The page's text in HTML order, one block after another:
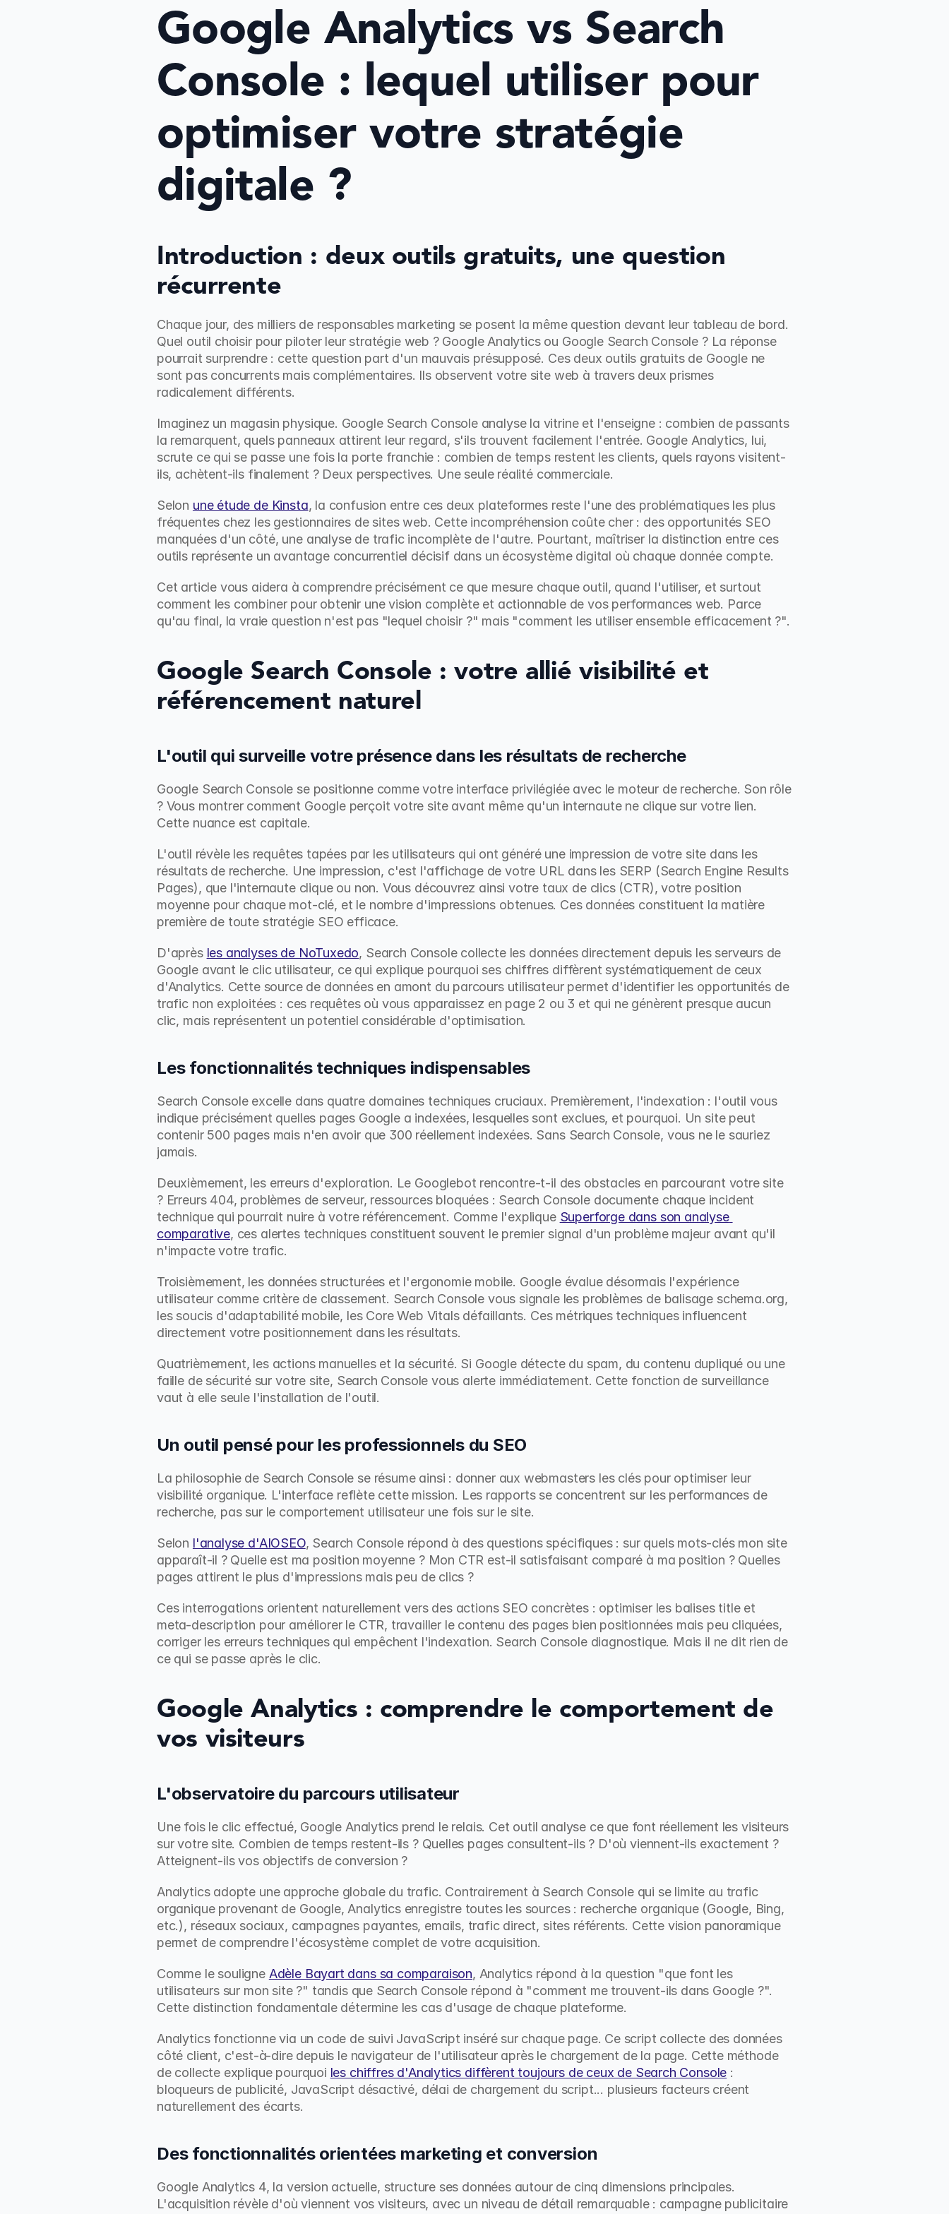
Google Analytics vs Search
Console : lequel utiliser pour
optimiser votre stratégie
digitale ?
Introduction : deux outils gratuits, une question
récurrente
Chaque jour, des milliers de responsables marketing se posent la même question devant leur tableau de bord.
Quel outil choisir pour piloter leur stratégie web ? Google Analytics ou Google Search Console ? La réponse
pourrait surprendre : cette question part d'un mauvais présupposé. Ces deux outils gratuits de Google ne
sont pas concurrents mais complémentaires. Ils observent votre site web à travers deux prismes
radicalement différents.
Imaginez un magasin physique. Google Search Console analyse la vitrine et l'enseigne : combien de passants
la remarquent, quels panneaux attirent leur regard, s'ils trouvent facilement l'entrée. Google Analytics, lui,
scrute ce qui se passe une fois la porte franchie : combien de temps restent les clients, quels rayons visitent-
ils, achètent-ils finalement ? Deux perspectives. Une seule réalité commerciale.
Selon une étude de Kinsta, la confusion entre ces deux plateformes reste l'une des problématiques les plus
fréquentes chez les gestionnaires de sites web. Cette incompréhension coûte cher : des opportunités SEO
manquées d'un côté, une analyse de trafic incomplète de l'autre. Pourtant, maîtriser la distinction entre ces
outils représente un avantage concurrentiel décisif dans un écosystème digital où chaque donnée compte.
Cet article vous aidera à comprendre précisément ce que mesure chaque outil, quand l'utiliser, et surtout
comment les combiner pour obtenir une vision complète et actionnable de vos performances web. Parce
qu'au final, la vraie question n'est pas "lequel choisir ?" mais "comment les utiliser ensemble efficacement ?".
Google Search Console : votre allié visibilité et
référencement naturel
L'outil qui surveille votre présence dans les résultats de recherche
Google Search Console se positionne comme votre interface privilégiée avec le moteur de recherche. Son rôle
? Vous montrer comment Google perçoit votre site avant même qu'un internaute ne clique sur votre lien.
Cette nuance est capitale.
L'outil révèle les requêtes tapées par les utilisateurs qui ont généré une impression de votre site dans les
résultats de recherche. Une impression, c'est l'affichage de votre URL dans les SERP (Search Engine Results
Pages), que l'internaute clique ou non. Vous découvrez ainsi votre taux de clics (CTR), votre position
moyenne pour chaque mot-clé, et le nombre d'impressions obtenues. Ces données constituent la matière
première de toute stratégie SEO efficace.
D'après les analyses de NoTuxedo, Search Console collecte les données directement depuis les serveurs de
Google avant le clic utilisateur, ce qui explique pourquoi ses chiffres diffèrent systématiquement de ceux
d'Analytics. Cette source de données en amont du parcours utilisateur permet d'identifier les opportunités de
trafic non exploitées : ces requêtes où vous apparaissez en page 2 ou 3 et qui ne génèrent presque aucun
clic, mais représentent un potentiel considérable d'optimisation.
Les fonctionnalités techniques indispensables
Search Console excelle dans quatre domaines techniques cruciaux. Premièrement, l'indexation : l'outil vous
indique précisément quelles pages Google a indexées, lesquelles sont exclues, et pourquoi. Un site peut
contenir 500 pages mais n'en avoir que 300 réellement indexées. Sans Search Console, vous ne le sauriez
jamais.
Deuxièmement, les erreurs d'exploration. Le Googlebot rencontre-t-il des obstacles en parcourant votre site
? Erreurs 404, problèmes de serveur, ressources bloquées : Search Console documente chaque incident
technique qui pourrait nuire à votre référencement. Comme l'explique Superforge dans son analyse
comparative, ces alertes techniques constituent souvent le premier signal d'un problème majeur avant qu'il
n'impacte votre trafic.
Troisièmement, les données structurées et l'ergonomie mobile. Google évalue désormais l'expérience
utilisateur comme critère de classement. Search Console vous signale les problèmes de balisage schema.org,
les soucis d'adaptabilité mobile, les Core Web Vitals défaillants. Ces métriques techniques influencent
directement votre positionnement dans les résultats.
Quatrièmement, les actions manuelles et la sécurité. Si Google détecte du spam, du contenu dupliqué ou une
faille de sécurité sur votre site, Search Console vous alerte immédiatement. Cette fonction de surveillance
vaut à elle seule l'installation de l'outil.
Un outil pensé pour les professionnels du SEO
La philosophie de Search Console se résume ainsi : donner aux webmasters les clés pour optimiser leur
visibilité organique. L'interface reflète cette mission. Les rapports se concentrent sur les performances de
recherche, pas sur le comportement utilisateur une fois sur le site.
Selon l'analyse d'AIOSEO, Search Console répond à des questions spécifiques : sur quels mots-clés mon site
apparaît-il ? Quelle est ma position moyenne ? Mon CTR est-il satisfaisant comparé à ma position ? Quelles
pages attirent le plus d'impressions mais peu de clics ?
Ces interrogations orientent naturellement vers des actions SEO concrètes : optimiser les balises title et
meta-description pour améliorer le CTR, travailler le contenu des pages bien positionnées mais peu cliquées,
corriger les erreurs techniques qui empêchent l'indexation. Search Console diagnostique. Mais il ne dit rien de
ce qui se passe après le clic.
Google Analytics : comprendre le comportement de
vos visiteurs
L'observatoire du parcours utilisateur
Une fois le clic effectué, Google Analytics prend le relais. Cet outil analyse ce que font réellement les visiteurs
sur votre site. Combien de temps restent-ils ? Quelles pages consultent-ils ? D'où viennent-ils exactement ?
Atteignent-ils vos objectifs de conversion ?
Analytics adopte une approche globale du trafic. Contrairement à Search Console qui se limite au trafic
organique provenant de Google, Analytics enregistre toutes les sources : recherche organique (Google, Bing,
etc.), réseaux sociaux, campagnes payantes, emails, trafic direct, sites référents. Cette vision panoramique
permet de comprendre l'écosystème complet de votre acquisition.
Comme le souligne Adèle Bayart dans sa comparaison, Analytics répond à la question "que font les
utilisateurs sur mon site ?" tandis que Search Console répond à "comment me trouvent-ils dans Google ?".
Cette distinction fondamentale détermine les cas d'usage de chaque plateforme.
Analytics fonctionne via un code de suivi JavaScript inséré sur chaque page. Ce script collecte des données
côté client, c'est-à-dire depuis le navigateur de l'utilisateur après le chargement de la page. Cette méthode
de collecte explique pourquoi les chiffres d'Analytics diffèrent toujours de ceux de Search Console :
bloqueurs de publicité, JavaScript désactivé, délai de chargement du script... plusieurs facteurs créent
naturellement des écarts.
Des fonctionnalités orientées marketing et conversion
Google Analytics 4, la version actuelle, structure ses données autour de cinq dimensions principales.
L'acquisition révèle d'où viennent vos visiteurs, avec un niveau de détail remarquable : campagne publicitaire